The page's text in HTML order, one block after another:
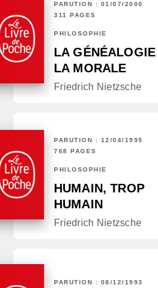
PARUTION : 01/07/2000
311 PAGES
PHILOSOPHIE
LA GÉNÉALOGIE
LA MORALE
Friedrich Nietzsche
PARUTION : 12/04/1995
768 PAGES
PHILOSOPHIE
HUMAIN, TROP
HUMAIN
Friedrich Nietzsche
PARUTION : 08/12/1993